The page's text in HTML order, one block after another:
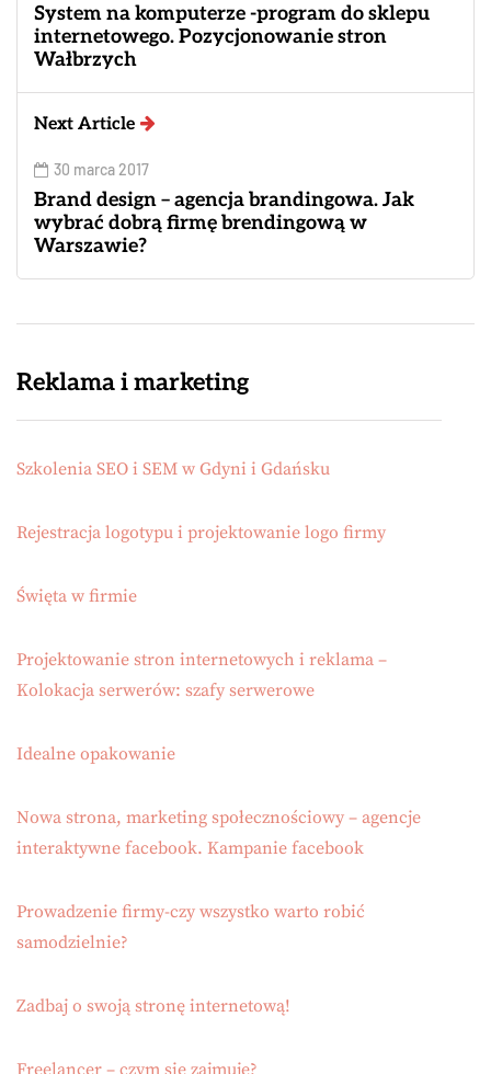
System na komputerze -program do sklepu
internetowego. Pozycjonowanie stron
Wałbrzych
Next Article
30 marca 2017
Brand design – agencja brandingowa. Jak
wybrać dobrą firmę brendingową w
Warszawie?
Reklama i marketing
Szkolenia SEO i SEM w Gdyni i Gdańsku
Rejestracja logotypu i projektowanie logo firmy
Święta w firmie
Projektowanie stron internetowych i reklama –
Kolokacja serwerów: szafy serwerowe
Idealne opakowanie
Nowa strona, marketing społecznościowy – agencje
interaktywne facebook. Kampanie facebook
Prowadzenie firmy-czy wszystko warto robić
samodzielnie?
Zadbaj o swoją stronę internetową!
Freelancer – czym się zajmuje?